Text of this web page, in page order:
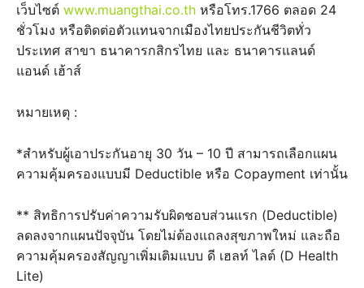
เว็บไซต์ www.muangthai.co.th หรือโทร.1766 ตลอด 24
ชั่วโมง หรือติดต่อตัวแทนจากเมืองไทยประกันชีวิตทั่ว
ประเทศ สาขา ธนาคารกสิกรไทย และ ธนาคารแลนด์
แอนด์ เฮ้าส์
หมายเหตุ :
*สำหรับผู้เอาประกันอายุ 30 วัน – 10 ปี สามารถเลือกแผน
ความคุ้มครองแบบมี Deductible หรือ Copayment เท่านั้น
** สิทธิการปรับค่าความรับผิดชอบส่วนแรก (Deductible)
ลดลงจากแผนปัจจุบัน โดยไม่ต้องแถลงสุขภาพใหม่ และถือ
ความคุ้มครองสัญญาเพิ่มเติมแบบ ดี เฮลท์ ไลต์ (D Health
Lite)